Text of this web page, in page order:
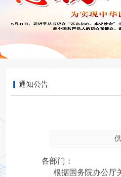
通知公告
各部门：
根据国务院办公厅关